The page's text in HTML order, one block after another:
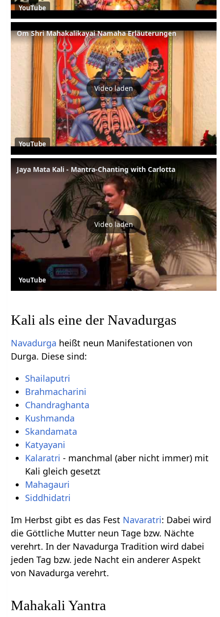
YouTube
Om Shri Mahakalikayai Namaha Erläuterungen
Video laden
YouTube
Jaya Mata Kali - Mantra-Chanting with Carlotta
Video laden
YouTube
Kali als eine der Navadurgas
Navadurga heißt neun Manifestationen von
Durga. Diese sind:
Shailaputri
Brahmacharini
Chandraghanta
Kushmanda
Skandamata
Katyayani
Kalaratri - manchmal (aber nicht immer) mit
Kali gleich gesetzt
Mahagauri
Siddhidatri
Im Herbst gibt es das Fest Navaratri: Dabei wird
die Göttliche Mutter neun Tage bzw. Nächte
verehrt. In der Navadurga Tradition wird dabei
jeden Tag bzw. jede Nacht ein anderer Aspekt
von Navadurga verehrt.
Mahakali Yantra